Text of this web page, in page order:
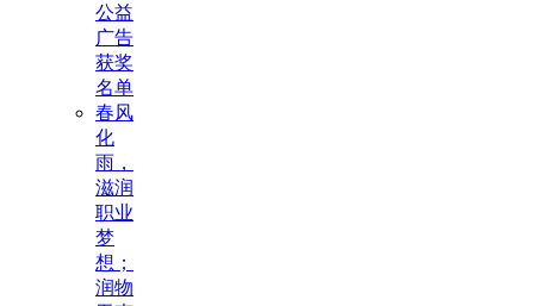
公益
广告
获奖
名单
春风
化
雨，
滋润
职业
梦
想；
润物